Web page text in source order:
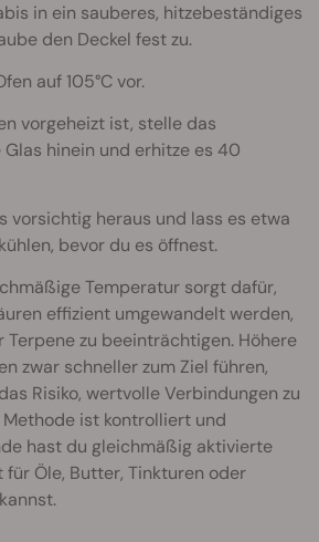
in ein sauberes, hitzebeständiges
den Deckel fest zu.
auf 105°C vor.
vorgeheizt ist, stelle das
hinein und erhitze es 40
vorsichtig heraus und lass es etwa
bevor du es öffnest.
Temperatur sorgt dafür,
effizient umgewandelt werden,
Terpene zu beeinträchtigen. Höhere
zwar schneller zum Ziel führen,
Risiko, wertvolle Verbindungen zu
ist kontrolliert und
hast du gleichmäßig aktivierte
Öle, Butter, Tinkturen oder